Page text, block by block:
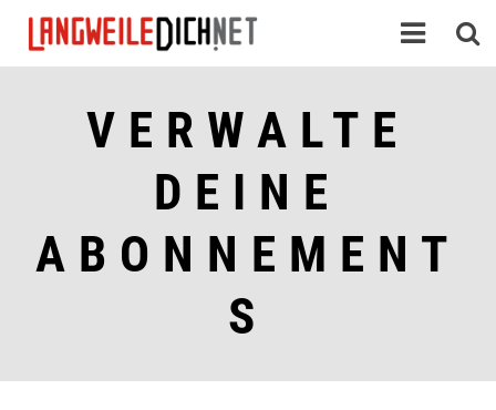
VERWALTE
DEINE
ABONNEMENT
S